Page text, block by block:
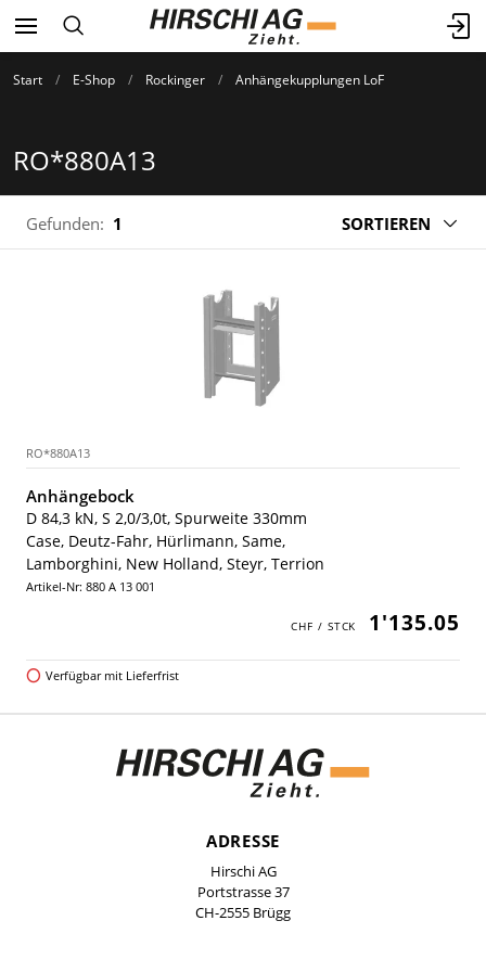
Start E-Shop Rockinger Anhängekupplungen LoF
RO*880A13
Gefunden: 1 SORTIEREN
RO*880A13
Anhängebock
D 84,3 kN, S 2,0/3,0t, Spurweite 330mm
Case, Deutz-Fahr, Hürlimann, Same,
Lamborghini, New Holland, Steyr, Terrion
Artikel-Nr: 880 A 13 001
1'135.05
Verfügbar mit Lieferfrist
ADRESSE
Hirschi AG
Portstrasse 37
CH-2555 Brügg